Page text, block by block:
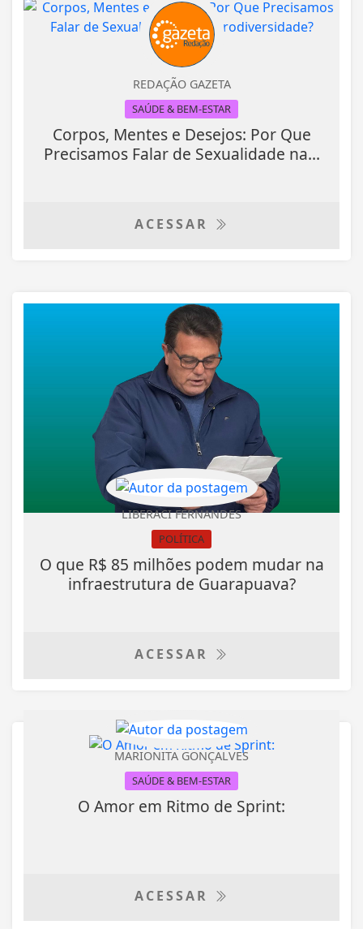
REDAÇÃO GAZETA
SAÚDE & BEM-ESTAR
Corpos, Mentes e Desejos: Por Que
Precisamos Falar de Sexualidade na...
ACESSAR
LIBERACI FERNANDES
POLÍTICA
O que R$ 85 milhões podem mudar na
infraestrutura de Guarapuava?
ACESSAR
MARIONITA GONÇALVES
SAÚDE & BEM-ESTAR
O Amor em Ritmo de Sprint:
ACESSAR